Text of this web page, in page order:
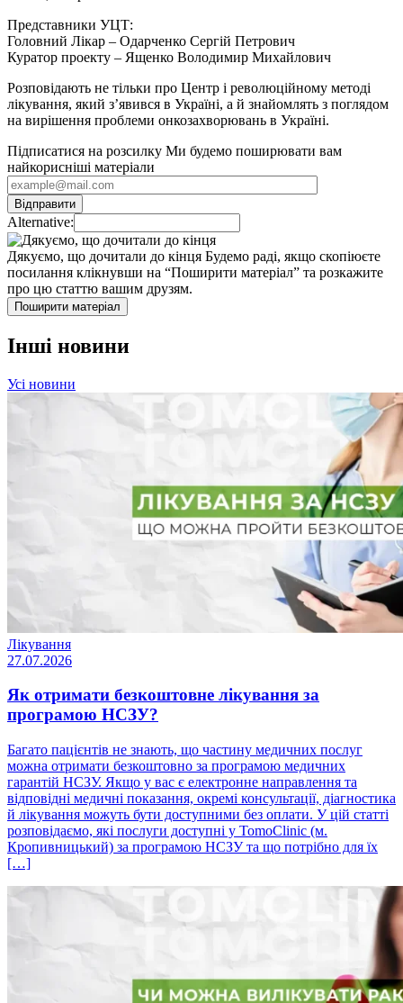
Представники УЦТ:
Головний Лікар – Одарченко Сергій Петрович
Куратор проекту – Ященко Володимир Михайлович
Розповідають не тільки про Центр і революційному методі
лікування, який з’явився в Україні, а й знайомлять з поглядом
на вирішення проблеми онкозахворювань в Україні.
Підписатися на розсилку Ми будемо поширювати вам
найкорисніші матеріали
Alternative:
Дякуємо, що дочитали до кінця Будемо раді, якщо скопіюєте
посилання клікнувши на “Поширити матеріал” та розкажите
про цю статтю вашим друзям.
Поширити матеріал
Інші новини
Усі новини
Лікування
27.07.2026
Як отримати безкоштовне лікування за
програмою НСЗУ?
Багато пацієнтів не знають, що частину медичних послуг
можна отримати безкоштовно за програмою медичних
гарантій НСЗУ. Якщо у вас є електронне направлення та
відповідні медичні показання, окремі консультації, діагностика
й лікування можуть бути доступними без оплати. У цій статті
розповідаємо, які послуги доступні у TomoClinic (м.
Кропивницький) за програмою НСЗУ та що потрібно для їх
[…]